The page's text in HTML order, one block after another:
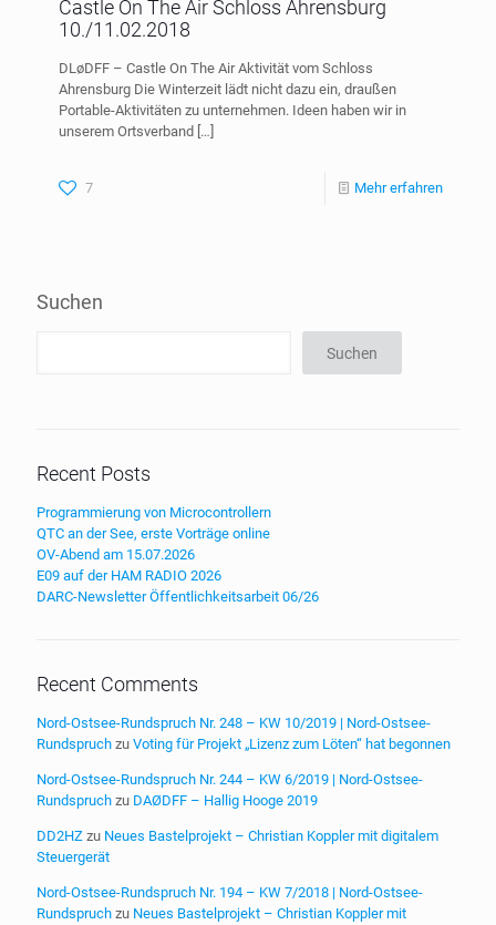
Castle On The Air Schloss Ahrensburg
10./11.02.2018
DLøDFF – Castle On The Air Aktivität vom Schloss
Ahrensburg Die Winterzeit lädt nicht dazu ein, draußen
Portable-Aktivitäten zu unternehmen. Ideen haben wir in
unserem Ortsverband […]
7 Mehr erfahren
Suchen
Suchen
Recent Posts
Programmierung von Microcontrollern
QTC an der See, erste Vorträge online
OV-Abend am 15.07.2026
E09 auf der HAM RADIO 2026
DARC-Newsletter Öffentlichkeitsarbeit 06/26
Recent Comments
Nord-Ostsee-Rundspruch Nr. 248 – KW 10/2019 | Nord-Ostsee-
Rundspruch zu Voting für Projekt „Lizenz zum Löten“ hat begonnen
Nord-Ostsee-Rundspruch Nr. 244 – KW 6/2019 | Nord-Ostsee-
Rundspruch zu DAØDFF – Hallig Hooge 2019
DD2HZ zu Neues Bastelprojekt – Christian Koppler mit digitalem
Steuergerät
Nord-Ostsee-Rundspruch Nr. 194 – KW 7/2018 | Nord-Ostsee-
Rundspruch zu Neues Bastelprojekt – Christian Koppler mit